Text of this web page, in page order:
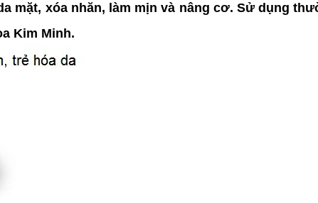
mặt, xóa nhăn, làm mịn và nâng cơ. Sử dụng
Kim Minh.